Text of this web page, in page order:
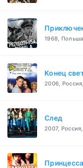
1968,
Конец
2006,
След
2007,